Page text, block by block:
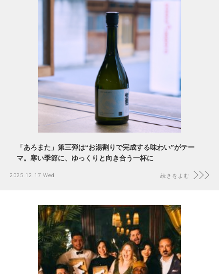
「あろまた」第三弾は“お湯割りで完成する味わい”がテー
マ。寒い季節に、ゆっくりと向き合う一杯に
2025.12.17 Wed 続きをよむ